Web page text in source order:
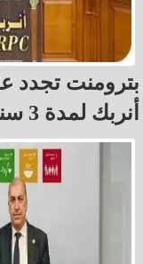
بترومنت تجدد
أنربك لمدة 3 سنوات